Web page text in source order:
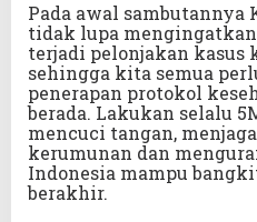
Pada awal
tidak lupa
terjadi pelonjakan kasus
sehingga kita semua
penerapan protokol
berada. Lakukan selalu
mencuci tangan,
kerumunan dan
Indonesia mampu
berakhir.